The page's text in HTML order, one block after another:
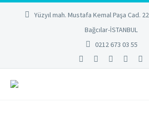
Yüzyıl mah. Mustafa Kemal Paşa Cad.
Bağcılar-İSTANBUL
0212 673 03 55